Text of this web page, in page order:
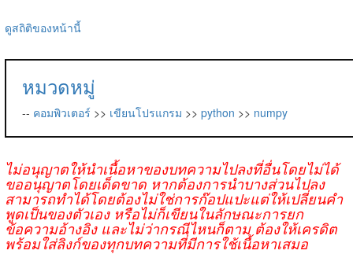
ดูสถิติของหน้านี้
หมวดหมู่
-- คอมพิวเตอร์ >> เขียนโปรแกรม >> python >> numpy
ไม่อนุญาตให้นำเนื้อหาของบทความไปลงที่อื่นโดยไม่ได้
ขออนุญาตโดยเด็ดขาด หากต้องการนำบางส่วนไปลง
สามารถทำได้โดยต้องไม่ใช่การก๊อปแปะแต่ให้เปลี่ยนคำ
พูดเป็นของตัวเอง หรือไม่ก็เขียนในลักษณะการยก
ข้อความอ้างอิง และไม่ว่ากรณีไหนก็ตาม ต้องให้เครดิต
พร้อมใส่ลิงก์ของทุกบทความที่มีการใช้เนื้อหาเสมอ